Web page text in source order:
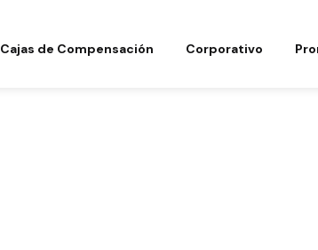
Cajas de Compensación Corporativo